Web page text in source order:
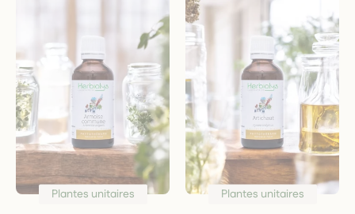
Plantes unitaires Plantes unitaires